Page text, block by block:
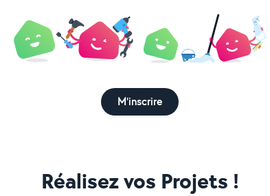
M'inscrire
Réalisez vos Projets !